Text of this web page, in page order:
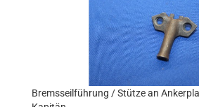
Bremsseilführung / Stütze an